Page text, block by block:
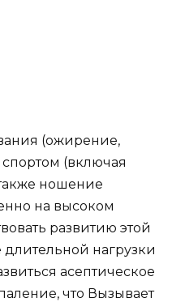
(ожирение,
спортом (включая
ношение
на высоком
развитию этой
длительной нагрузки
асептическое
что Вызывает